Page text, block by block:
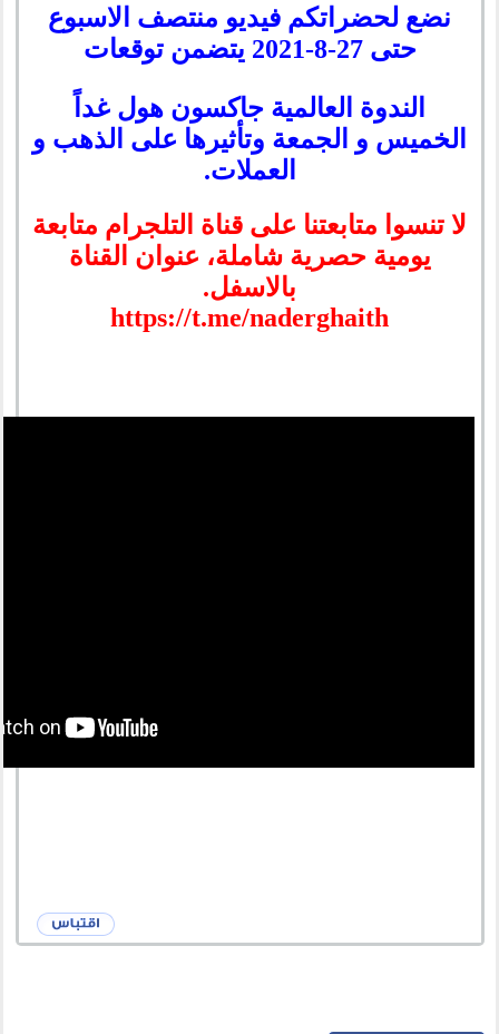
نضع لحضراتكم فيديو منتصف الاسبوع
حتى 27-8-2021 يتضمن توقعات
الندوة العالمية جاكسون هول غداً
الخميس و الجمعة وتأثيرها على الذهب و
العملات.
لا تنسوا متابعتنا على قناة التلجرام متابعة
يومية حصرية شاملة، عنوان القناة
بالاسفل.
https://t.me/naderghaith